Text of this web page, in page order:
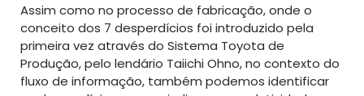
Assim como no processo de fabricação, onde o
conceito dos 7 desperdícios foi introduzido pela
primeira vez através do Sistema Toyota de
Produção, pelo lendário Taiichi Ohno, no contexto do
fluxo de informação, também podemos identificar